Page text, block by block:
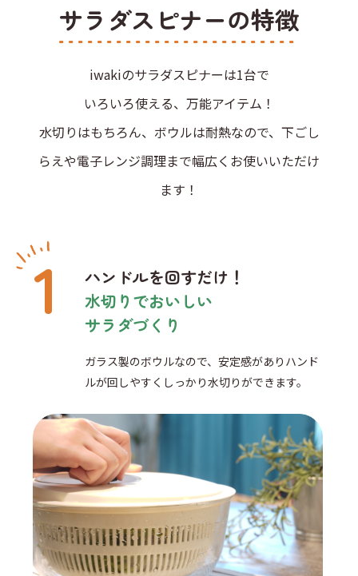
サラダスピナーの特徴
iwakiのサラダスピナーは1台で
いろいろ使える、万能アイテム！
水切りはもちろん、ボウルは耐熱なので、下ごし
らえや電子レンジ調理まで幅広くお使いいただけ
ます！
ハンドルを回すだけ！
水切りでおいしい
サラダづくり
ガラス製のボウルなので、安定感がありハンド
ルが回しやすくしっかり水切りができます。